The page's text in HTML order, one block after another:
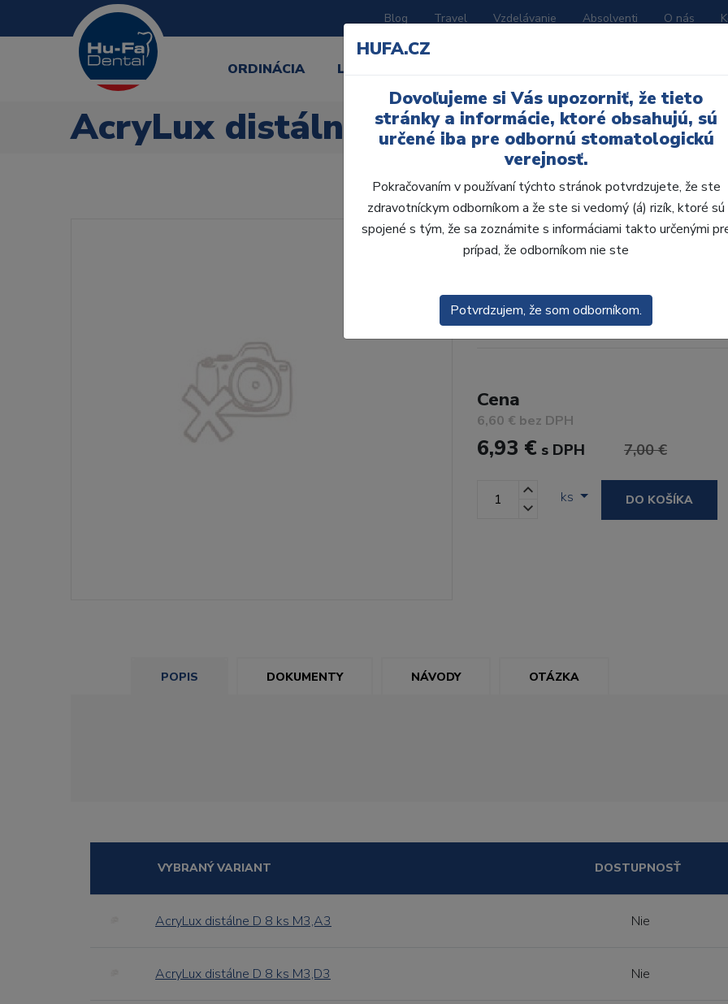
Blog Travel Vzdelávanie Absolventi O nás
ORDINÁCIA LABORATÓRIUM
AcryLux distální H 8 ks M2, A2
AcryLux distálne H 8
Tovar je dostupnýna objednávku
Cena
6,60 € bez DPH
6,93 € s DPH 7,00 €
ks DO KOŠÍKA
POPIS DOKUMENTY NÁVODY OTÁZKA
VYBRANÝ VARIANT DOSTUPNOSŤ
AcryLux distálne D 8 ks M3,A3 Nie
AcryLux distálne D 8 ks M3,D3 Nie
HUFA.CZ
Dovoľujeme si Vás upozorniť, že tieto
stránky a informácie, ktoré obsahujú, sú
určené iba pre odbornú stomatologickú
verejnosť.
Pokračovaním v používaní týchto stránok potvrdzujete, že ste
zdravotníckym odborníkom a že ste si vedomý (á) rizík, ktoré sú
spojené s tým, že sa zoznámite s informáciami takto určenými
prípad, že odborníkom nie ste
Potvrdzujem, že som odborníkom.